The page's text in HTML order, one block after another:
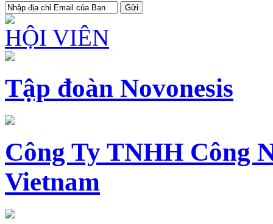
HỘI VIÊN
Tập đoàn Novonesis
Công Ty TNHH Công
Vietnam